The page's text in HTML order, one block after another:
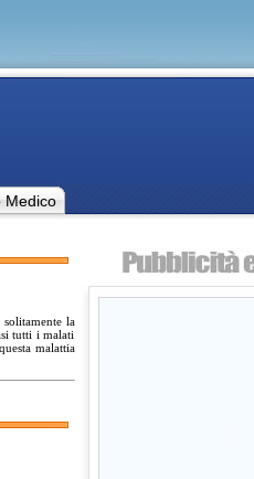
Medico
la
tutti i malati
malattia